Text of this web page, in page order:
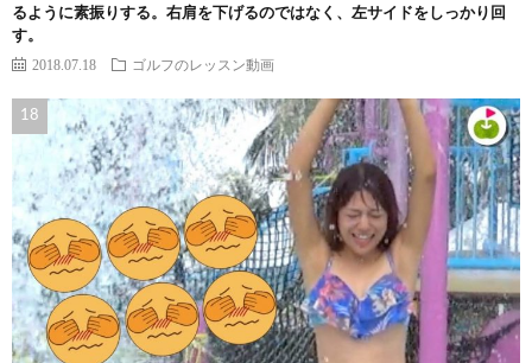
るように素振りする。右肩を下げるのではなく、左サイドをしっかり回
す。
2018.07.18 ゴルフのレッスン動画